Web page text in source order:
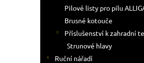
Pilové listy pro pilu
Brusné kotouče
Příslušenství k zahradní
Strunové hlavy
Ruční nářadí